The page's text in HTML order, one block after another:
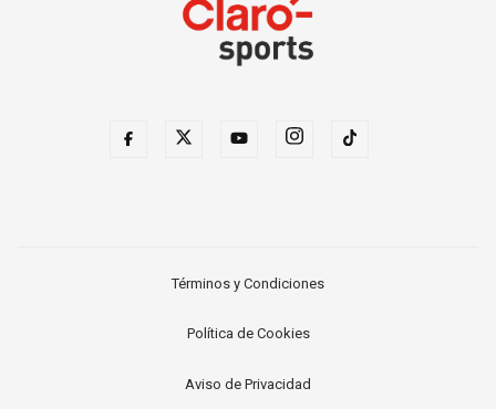
Términos y Condiciones
Política de Cookies
Aviso de Privacidad